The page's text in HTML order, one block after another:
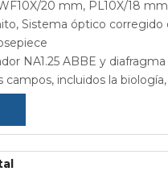
20 mm, PL10X/18
Sistema óptico corregido
NA1.25 ABBE y diafragma
incluidos la